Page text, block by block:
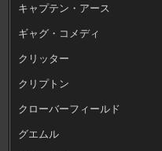
キャプテン・アース
ギャグ・コメディ
クリッター
クリプトン
クローバーフィールド
グエムル